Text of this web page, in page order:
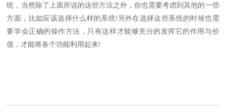
统，当然除了上面所说的这些方法之外，你也需要考虑到其他的一些
方面，比如应该选择什么样的系统!另外在选择这些系统的时候也需
要学会正确的操作方法，只有这样才能够充分的发挥它的作用与价
值，才能将各个功能利用起来!